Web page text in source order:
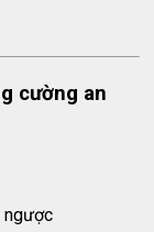
cường an
ngược